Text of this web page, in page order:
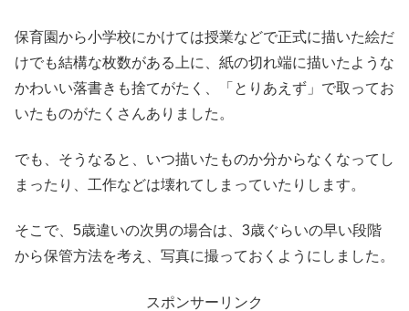
保育園から小学校にかけては授業などで正式に描いた絵だ
けでも結構な枚数がある上に、紙の切れ端に描いたような
かわいい落書きも捨てがたく、「とりあえず」で取ってお
いたものがたくさんありました。
でも、そうなると、いつ描いたものか分からなくなってし
まったり、工作などは壊れてしまっていたりします。
そこで、5歳違いの次男の場合は、3歳ぐらいの早い段階
から保管方法を考え、写真に撮っておくようにしました。
スポンサーリンク